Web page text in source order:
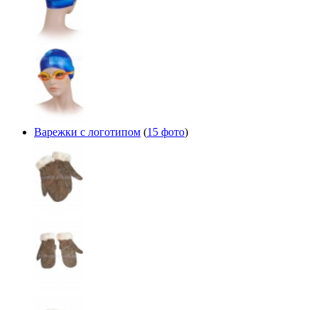
Варежки с логотипом (15 фото)